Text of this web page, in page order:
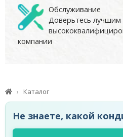
Обслуживание
Доверьтесь лучшим
компании
Каталог
Не знаете, какой